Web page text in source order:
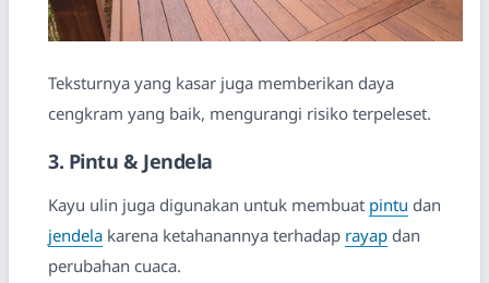
Teksturnya yang kasar juga memberikan daya
cengkram yang baik, mengurangi risiko terpeleset.
3. Pintu & Jendela
Kayu ulin juga digunakan untuk membuat pintu dan
jendela karena ketahanannya terhadap rayap dan
perubahan cuaca.